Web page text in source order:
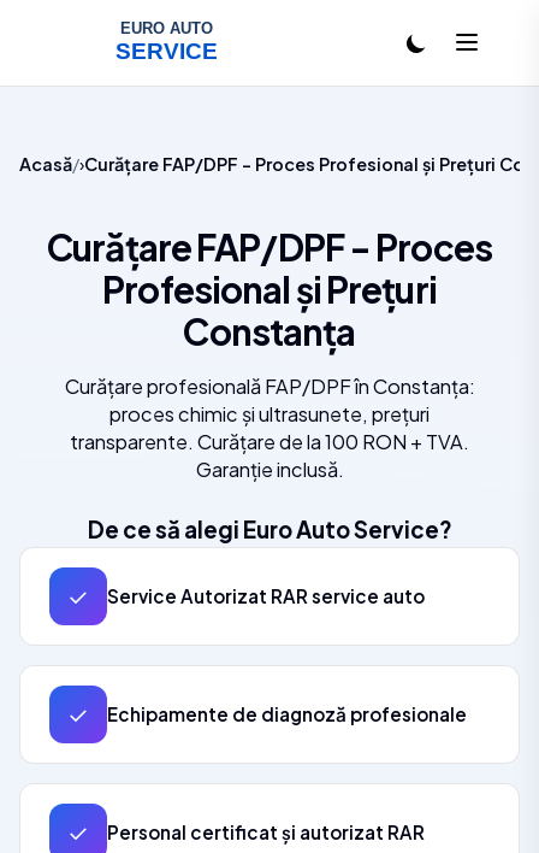
Acasă Curățare FAP/DPF - Proces Profesional și Prețuri
Curățare FAP/DPF - Proces
Profesional și Prețuri
Constanța
Curățare profesională FAP/DPF în Constanța:
proces chimic și ultrasunete, prețuri
transparente. Curățare de la 100 RON + TVA.
Garanție inclusă.
De ce să alegi Euro Auto Service?
✓ Service Autorizat RAR service auto
✓ Echipamente de diagnoză profesionale
✓ Personal certificat și autorizat RAR